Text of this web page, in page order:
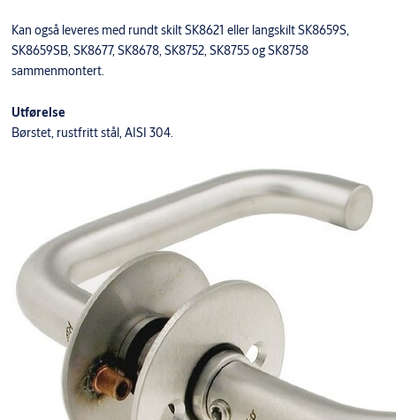
Kan også leveres med rundt skilt SK8621 eller langskilt SK8659S,
SK8659SB, SK8677, SK8678, SK8752, SK8755 og SK8758
sammenmontert.
Utførelse
Børstet, rustfritt stål, AISI 304.